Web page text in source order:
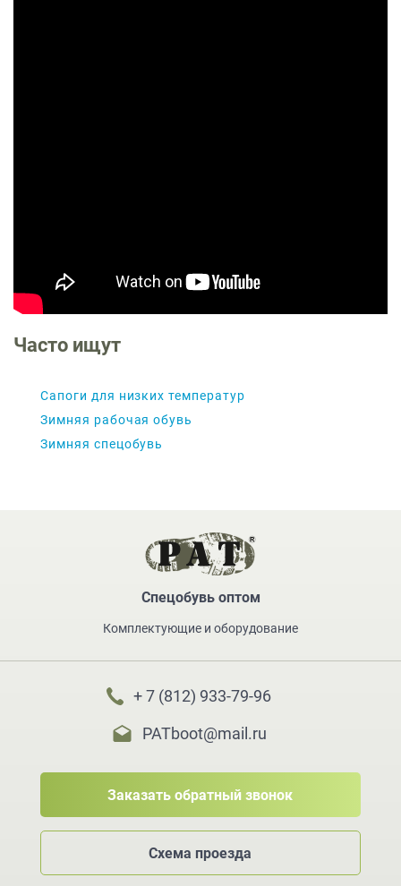
Часто ищут
Сапоги для низких температур
Зимняя рабочая обувь
Зимняя спецобувь
Спецобувь оптом
Комплектующие и оборудование
+ 7 (812) 933-79-96
PATboot@mail.ru
Заказать обратный звонок
Схема проезда